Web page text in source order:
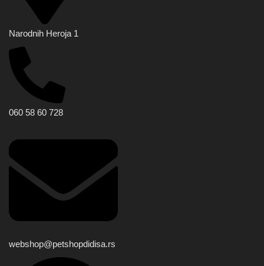
Narodnih Heroja 1
060 58 60 728
webshop@petshopdidisa.rs